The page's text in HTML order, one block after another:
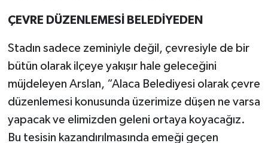
ÇEVRE DÜZENLEMESİ BELEDİYEDEN
Stadın sadece zeminiyle değil, çevresiyle de bir
bütün olarak ilçeye yakışır hale geleceğini
müjdeleyen Arslan, “Alaca Belediyesi olarak çevre
düzenlemesi konusunda üzerimize düşen ne varsa
yapacak ve elimizden geleni ortaya koyacağız.
Bu tesisin kazandırılmasında emeği geçen